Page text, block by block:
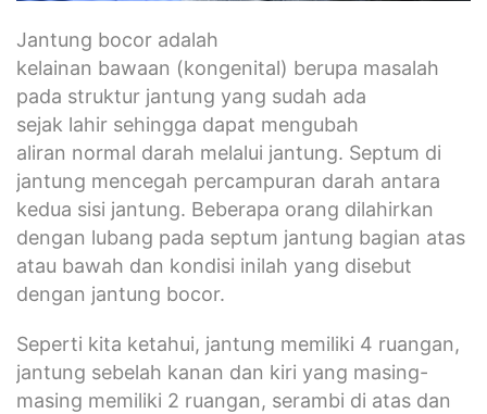
Jantung bocor adalah
kelainan bawaan (kongenital) berupa masalah
pada struktur jantung yang sudah ada
sejak lahir sehingga dapat mengubah
aliran normal darah melalui jantung. Septum di
jantung mencegah percampuran darah antara
kedua sisi jantung. Beberapa orang dilahirkan
dengan lubang pada septum jantung bagian atas
atau bawah dan kondisi inilah yang disebut
dengan jantung bocor.
Seperti kita ketahui, jantung memiliki 4 ruangan,
jantung sebelah kanan dan kiri yang masing-
masing memiliki 2 ruangan, serambi di atas dan